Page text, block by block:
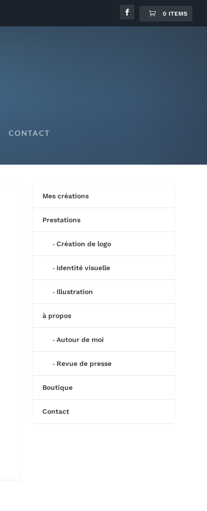
0 ITEMS
CONTACT
Mes créations
Prestations
Création de logo
Identité visuelle
Illustration
à propos
Autour de moi
Revue de presse
Boutique
Contact